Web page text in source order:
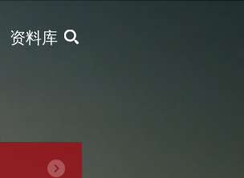
X
资料库